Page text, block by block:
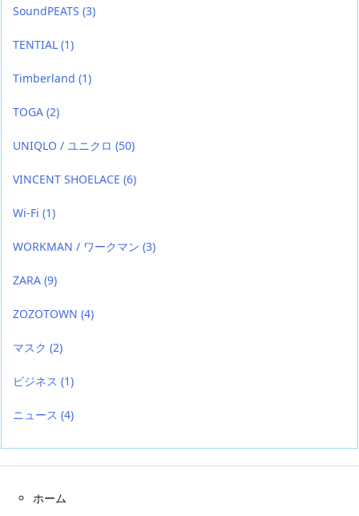
SoundPEATS (3)
TENTIAL (1)
Timberland (1)
TOGA (2)
UNIQLO / ユニクロ (50)
VINCENT SHOELACE (6)
Wi-Fi (1)
WORKMAN / ワークマン (3)
ZARA (9)
ZOZOTOWN (4)
マスク (2)
ビジネス (1)
ニュース (4)
ホーム